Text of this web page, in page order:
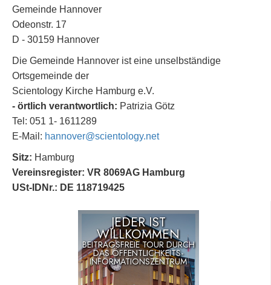
Gemeinde Hannover
Odeonstr. 17
D - 30159 Hannover
Die Gemeinde Hannover ist eine unselbständige
Ortsgemeinde der
Scientology Kirche Hamburg e.V.
- örtlich verantwortlich: Patrizia Götz
Tel: 051 1- 1611289
E-Mail: hannover@scientology.net
Sitz: Hamburg
Vereinsregister: VR 8069AG Hamburg
USt-IDNr.: DE 118719425
JEDER IST
WILLKOMMEN
BEITRAGSFREIE TOUR DURCH
DAS ÖFFENTLICHKEITS-
INFORMATIONSZENTRUM